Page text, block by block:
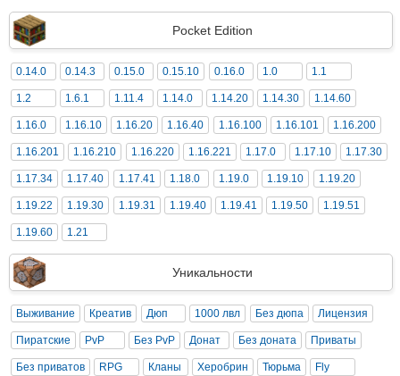
Pocket Edition
0.14.0 0.14.3 0.15.0 0.15.10 0.16.0 1.0 1.1
1.2 1.6.1 1.11.4 1.14.0 1.14.20 1.14.30 1.14.60
1.16.0 1.16.10 1.16.20 1.16.40 1.16.100 1.16.101 1.16.200
1.16.201 1.16.210 1.16.220 1.16.221 1.17.0 1.17.10 1.17.30
1.17.34 1.17.40 1.17.41 1.18.0 1.19.0 1.19.10 1.19.20
1.19.22 1.19.30 1.19.31 1.19.40 1.19.41 1.19.50 1.19.51
1.19.60 1.21
Уникальности
Выживание Креатив Дюп 1000 лвл Без дюпа Лицензия
Пиратские PvP Без PvP Донат Без доната Приваты
Без приватов RPG Кланы Херобрин Тюрьма Fly